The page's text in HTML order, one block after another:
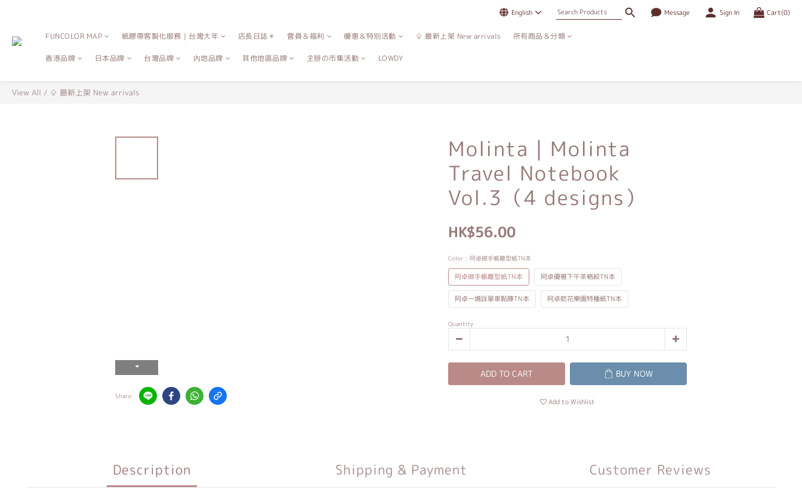
English Message Sign In Cart(0)
FUNCOLOR MAP 紙膠帶客製化服務｜台灣大年 店長日誌＊ 會員＆福利 優惠＆特別活動 ⇪ 最新上架 New arrivals 所有商品＆分類
香港品牌 日本品牌 台灣品牌 內地品牌 其他地區品牌 主辦の市集活動 LOWDY
View All / ⇪ 最新上架 New arrivals
Share
Molinta｜Molinta
Travel Notebook
Vol.3（4 designs）
HK$56.00
Color : 阿卓做手帳離型紙TN本
阿卓做手帳離型紙TN本 阿卓優雅下午茶格紋TN本
阿卓一境踩單車點陣TN本 阿卓乾花樂園特種紙TN本
Quantity
ADD TO CART BUY NOW
Add to Wishlist
Description Shipping & Payment Customer Reviews